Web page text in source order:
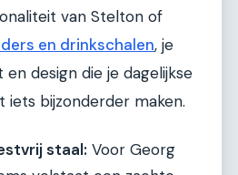
van Stelton of
en drinkschalen, je
design die je dagelijkse
bijzonderder maken.
staal: Voor Georg